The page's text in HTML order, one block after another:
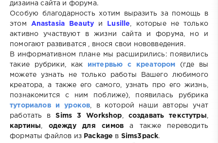
дизаина сайта и форума.
Особую благодарность хотим выразить за помощь в
этом
Anastasia Beauty и Lusille
, которые не только
активно участвуют в жизни сайта и форума, но и
помогают развиватся , внося свои нововведения.
В информативном плане мы расширились: появились
такие рубрики, как интервью с креатором (где вы
можете узнать не только работы Вашего любимого
креатора, а также его самого, узнать про его жизнь,
познакомится с ним поближе), появилась рубрика
туториалов и уроков , в которой наши авторы учат
работать вSims 3 Workshop создавать текстутры
картины
одежду для симов а также переводить
форматы файлов изPackage в Sims3pack.